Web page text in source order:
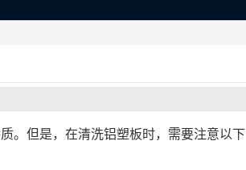
。但是，在清洗铝塑板时，需要注意以下